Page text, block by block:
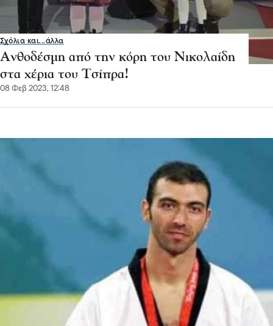
Σχόλια και...άλλα
Ανθοδέσμη από την κόρη του Νικολαίδη
στα χέρια του Τσίπρα!
08 Φεβ 2023, 12:48